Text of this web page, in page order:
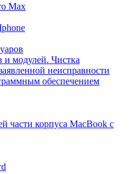
Max
и модулей. Чистка
неисправности
обеспечением
части корпуса MacBook с